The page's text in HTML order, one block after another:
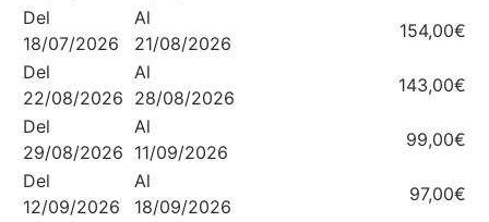
Del
18/07/2026
Al
21/08/2026
154,00€
Del
22/08/2026
Al
28/08/2026
143,00€
Del
29/08/2026
Al
11/09/2026
99,00€
Del
12/09/2026
Al
18/09/2026
97,00€